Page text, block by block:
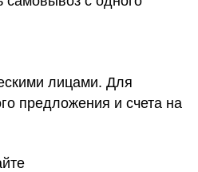
лицами. Для
предложения и счета на